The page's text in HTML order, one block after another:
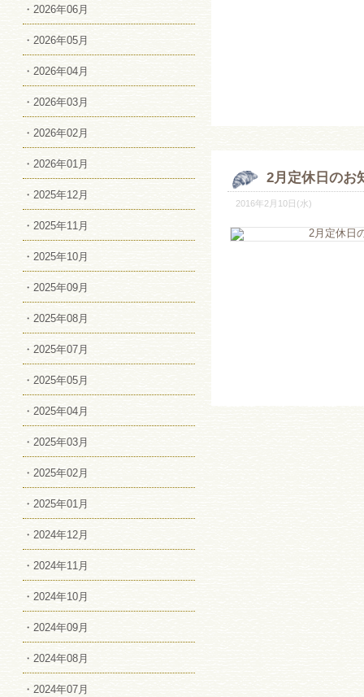
2月定休日のお
2016年2月10日(水)
・2026年06月
・2026年05月
・2026年04月
・2026年03月
・2026年02月
・2026年01月
・2025年12月
・2025年11月
・2025年10月
・2025年09月
・2025年08月
・2025年07月
・2025年05月
・2025年04月
・2025年03月
・2025年02月
・2025年01月
・2024年12月
・2024年11月
・2024年10月
・2024年09月
・2024年08月
・2024年07月